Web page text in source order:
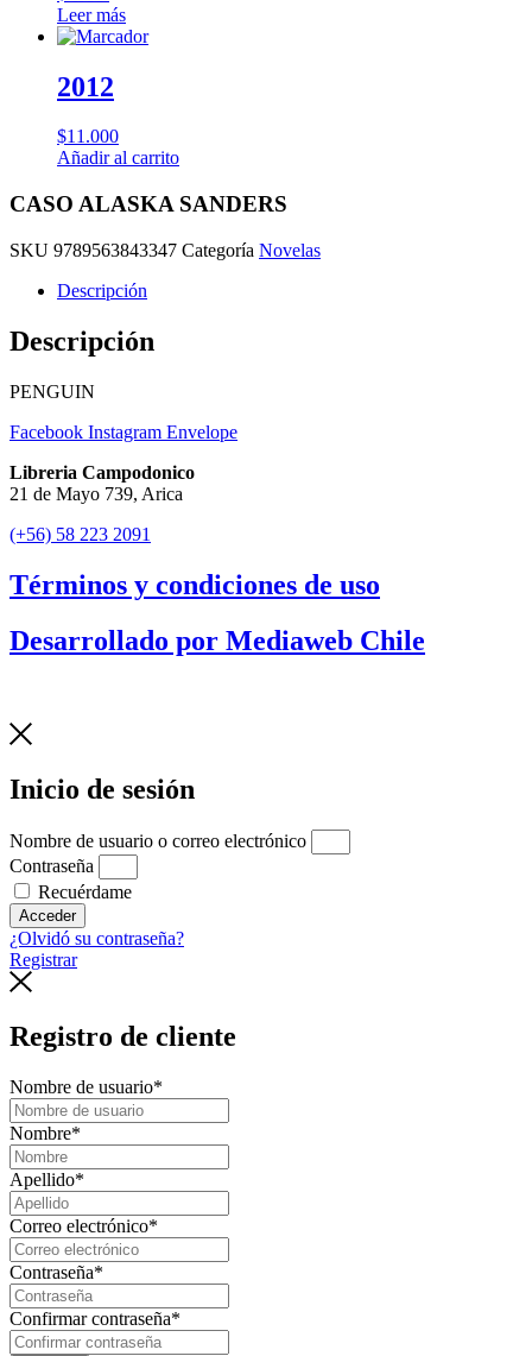
Leer más
2012
$11.000
Añadir al carrito
CASO ALASKA SANDERS
SKU 9789563843347 Categoría Novelas
Descripción
Descripción
PENGUIN
Facebook Instagram Envelope
Libreria Campodonico
21 de Mayo 739, Arica
(+56) 58 223 2091
Términos y condiciones de uso
Desarrollado por Mediaweb Chile
Inicio de sesión
Nombre de usuario o correo electrónico
Contraseña
Recuérdame
Acceder
¿Olvidó su contraseña?
Registrar
Registro de cliente
Nombre de usuario*
Nombre*
Apellido*
Correo electrónico*
Contraseña*
Confirmar contraseña*